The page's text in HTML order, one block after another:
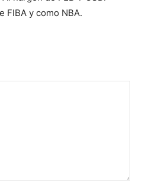
FIBA y como NBA.